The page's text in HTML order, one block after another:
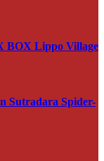
BOX Lippo Village
Sutradara Spider-